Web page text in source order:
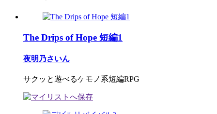
The Drips of Hope 短編1
夜明乃さいん
サクッと遊べるケモノ系短編RPG